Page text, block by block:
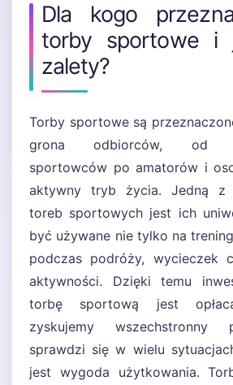
Dla kogo
torby sportowe i
zalety?
Torby sportowe są
grona odbiorców, od
sportowców po amatorów i
aktywny tryb życia. Jedną z
toreb sportowych jest ich
być używane nie tylko na
podczas podróży, wycieczek
aktywności. Dzięki temu
torbę sportową jest
zyskujemy wszechstronny
sprawdzi się w wielu
jest wygoda użytkowania.